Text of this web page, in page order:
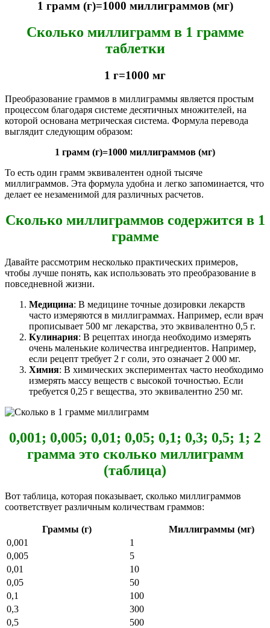
1 грамм(г)=1000 миллиграммов(мг)
Сколько миллиграмм в 1 грамме
таблетки
1 г=1000 мг
Преобразование граммов в миллиграммы является простым
процессом благодаря системе десятичных множителей, на
которой основана метрическая система. Формула перевода
выглядит следующим образом:
1 грамм (г)=1000 миллиграммов (мг)
То есть один грамм эквивалентен одной тысяче
миллиграммов. Эта формула удобна и легко запоминается, что
делает ее незаменимой для различных расчетов.
Сколько миллиграммов содержится в 1
грамме
Давайте рассмотрим несколько практических примеров,
чтобы лучше понять, как использовать это преобразование в
повседневной жизни.
Медицина: В медицине точные дозировки лекарств
часто измеряются в миллиграммах. Например, если врач
прописывает 500 мг лекарства, это эквивалентно 0,5 г.
Кулинария: В рецептах иногда необходимо измерять
очень маленькие количества ингредиентов. Например,
если рецепт требует 2 г соли, это означает 2 000 мг.
Химия: В химических экспериментах часто необходимо
измерять массу веществ с высокой точностью. Если
требуется 0,25 г вещества, это эквивалентно 250 мг.
0,001; 0,005; 0,01; 0,05; 0,1; 0,3; 0,5; 1; 2
грамма это сколько миллиграмм
(таблица)
Вот таблица, которая показывает, сколько миллиграммов
соответствует различным количествам граммов:
Граммы (г)
Миллиграммы (мг)
0,001
1
0,005
5
0,01
10
0,05
50
0,1
100
0,3
300
0,5
500